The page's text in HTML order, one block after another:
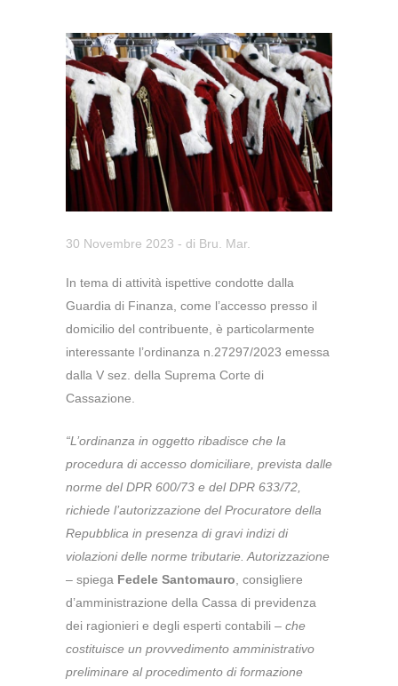
30 Novembre 2023 - di Bru. Mar.
In tema di attività ispettive condotte dalla
Guardia di Finanza, come l’accesso presso il
domicilio del contribuente, è particolarmente
interessante l’ordinanza n.27297/2023 emessa
dalla V sez. della Suprema Corte di
Cassazione.
“L’ordinanza in oggetto ribadisce che la
procedura di accesso domiciliare, prevista dalle
norme del DPR 600/73 e del DPR 633/72,
richiede l’autorizzazione del Procuratore della
Repubblica in presenza di gravi indizi di
violazioni delle norme tributarie. Autorizzazione
– spiega Fedele Santomauro , consigliere
d’amministrazione della Cassa di previdenza
dei ragionieri e degli esperti contabili – che
costituisce un provvedimento amministrativo
preliminare al procedimento di formazione